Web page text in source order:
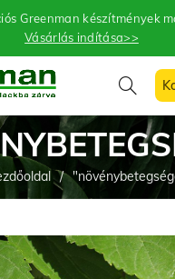
Greenman készítmények
Vásárlás indítása>>